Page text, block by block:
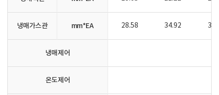
냉매가스관 mm*EA 28.58 34.92
냉매제어
온도제어